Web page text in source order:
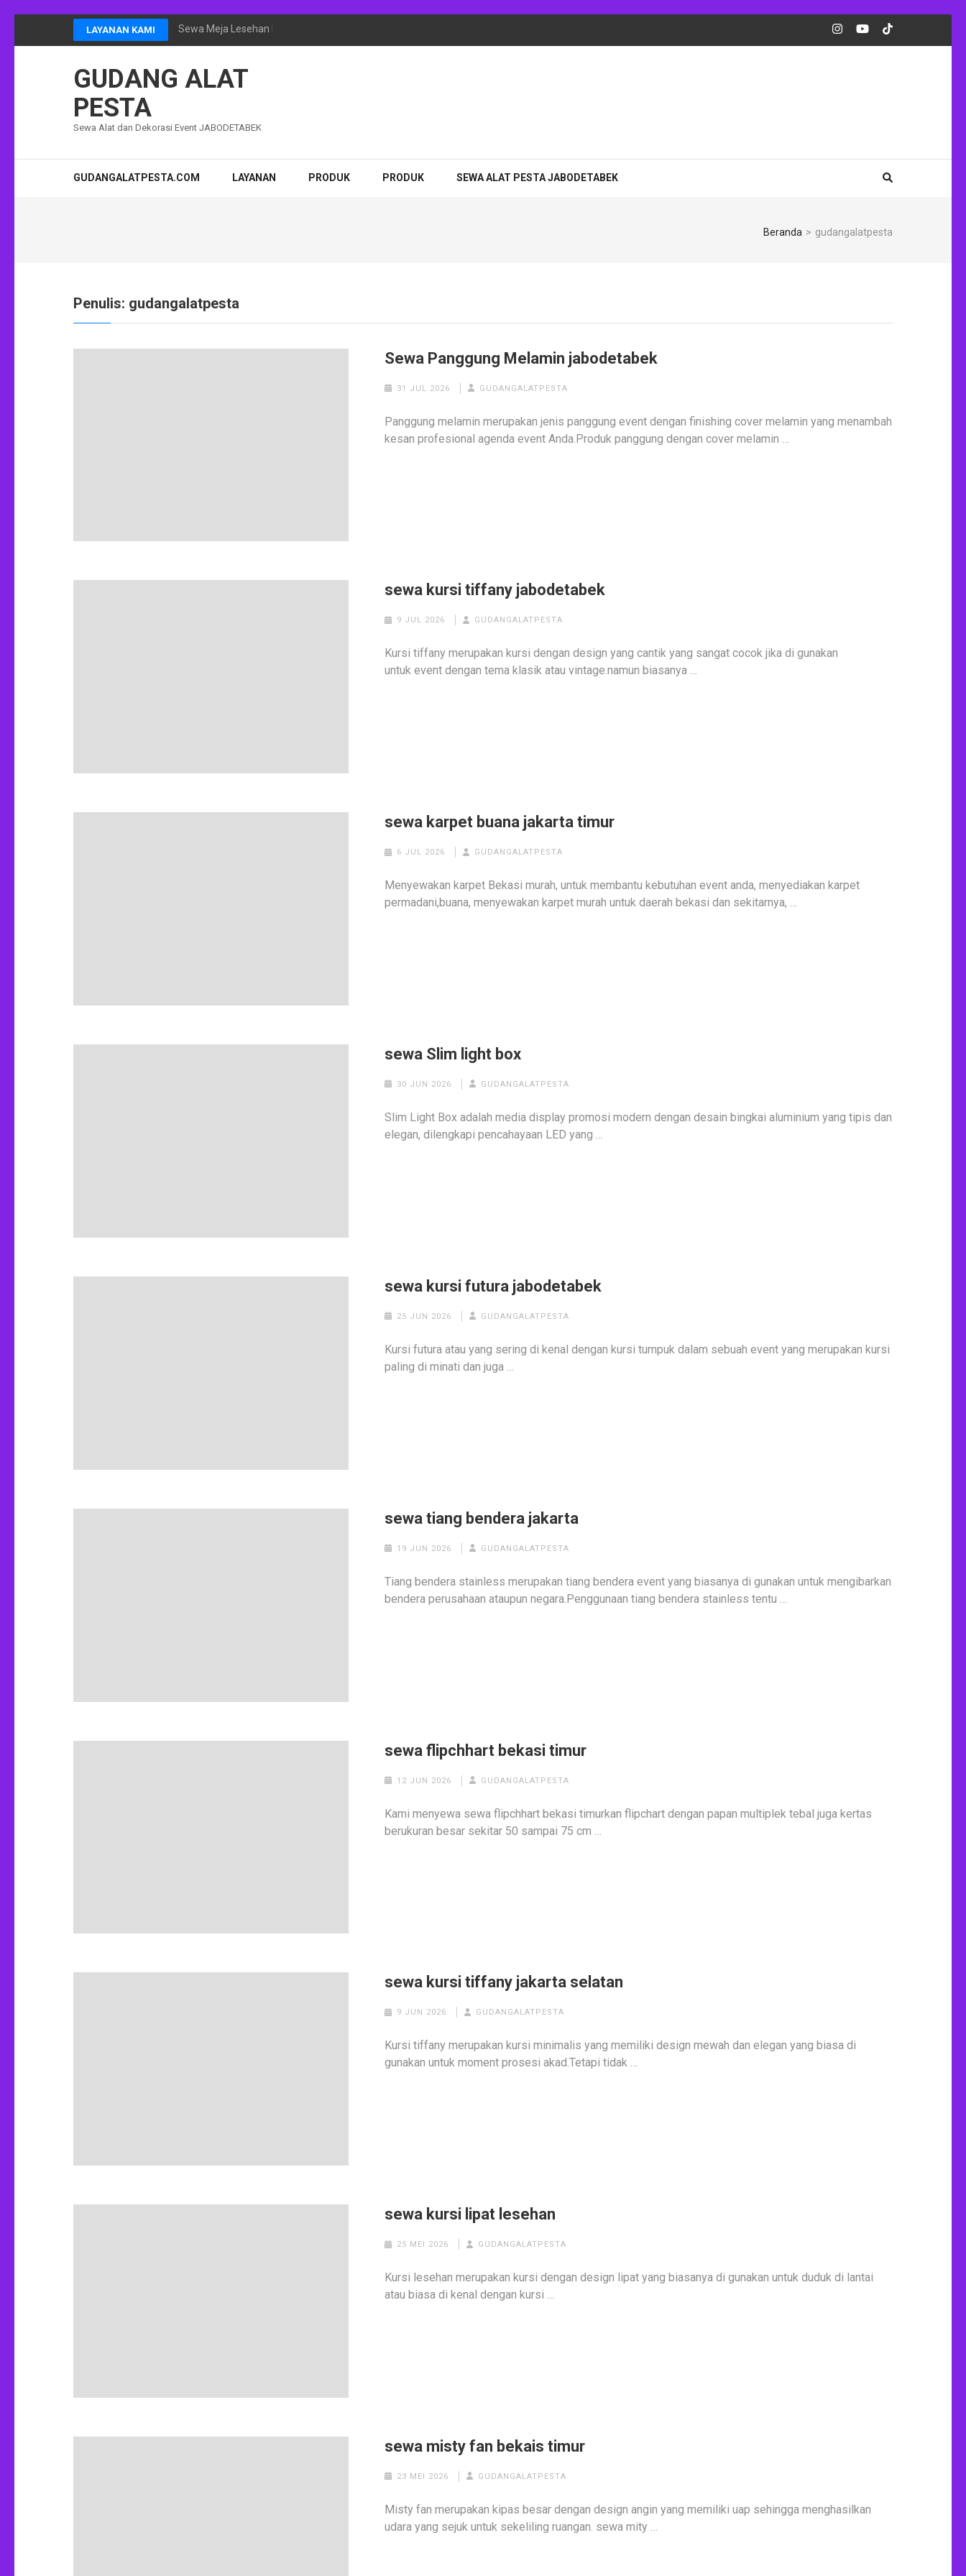
LAYANAN KAMI Sewa Meja Lesehan Event Ramadhan Jakarta
GUDANG ALAT
PESTA
Sewa Alat dan Dekorasi Event JABODETABEK
GUDANGALATPESTA.COM LAYANAN PRODUK PRODUK SEWA ALAT PESTA JABODETABEK
Beranda > gudangalatpesta
Penulis: gudangalatpesta
Sewa Panggung Melamin jabodetabek
31 JUL 2026 GUDANGALATPESTA
Panggung melamin merupakan jenis panggung event dengan finishing cover melamin yang menambah
kesan profesional agenda event Anda.Produk panggung dengan cover melamin …
sewa kursi tiffany jabodetabek
9 JUL 2026 GUDANGALATPESTA
Kursi tiffany merupakan kursi dengan design yang cantik yang sangat cocok jika di gunakan
untuk event dengan tema klasik atau vintage.namun biasanya …
sewa karpet buana jakarta timur
6 JUL 2026 GUDANGALATPESTA
Menyewakan karpet Bekasi murah, untuk membantu kebutuhan event anda, menyediakan karpet
permadani,buana, menyewakan karpet murah untuk daerah bekasi dan sekitarnya, …
sewa Slim light box
30 JUN 2026 GUDANGALATPESTA
Slim Light Box adalah media display promosi modern dengan desain bingkai aluminium yang tipis dan
elegan, dilengkapi pencahayaan LED yang …
sewa kursi futura jabodetabek
25 JUN 2026 GUDANGALATPESTA
Kursi futura atau yang sering di kenal dengan kursi tumpuk dalam sebuah event yang merupakan kursi
paling di minati dan juga …
sewa tiang bendera jakarta
19 JUN 2026 GUDANGALATPESTA
Tiang bendera stainless merupakan tiang bendera event yang biasanya di gunakan untuk mengibarkan
bendera perusahaan ataupun negara.Penggunaan tiang bendera stainless tentu …
sewa flipchhart bekasi timur
12 JUN 2026 GUDANGALATPESTA
Kami menyewa sewa flipchhart bekasi timurkan flipchart dengan papan multiplek tebal juga kertas
berukuran besar sekitar 50 sampai 75 cm …
sewa kursi tiffany jakarta selatan
9 JUN 2026 GUDANGALATPESTA
Kursi tiffany merupakan kursi minimalis yang memiliki design mewah dan elegan yang biasa di
gunakan untuk moment prosesi akad.Tetapi tidak …
sewa kursi lipat lesehan
25 MEI 2026 GUDANGALATPESTA
Kursi lesehan merupakan kursi dengan design lipat yang biasanya di gunakan untuk duduk di lantai
atau biasa di kenal dengan kursi …
sewa misty fan bekais timur
23 MEI 2026 GUDANGALATPESTA
Misty fan merupakan kipas besar dengan design angin yang memiliki uap sehingga menghasilkan
udara yang sejuk untuk sekeliling ruangan. sewa mity …